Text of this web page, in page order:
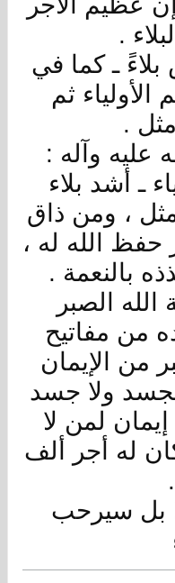
.
ـ كما في
الأولياء ثم
.
عليه وآله :
ـ أشد بلاء
، ومن ذاق
الله له ،
بالنعمة .
الصبر
من مفاتيح
من الإيمان
ولا جسد
لمن لا
له أجر ألف
بل سيرحب